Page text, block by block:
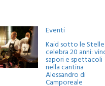
Eventi
Kaid sotto le Stelle
celebra 20 anni:
sapori e spettacoli
nella cantina
Alessandro di
Camporeale